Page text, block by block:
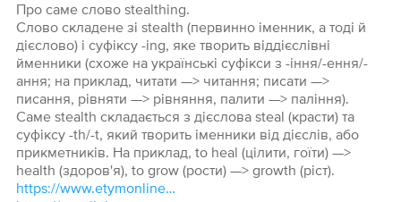
Про саме слово stealthing.
Слово складене зі stealth (первинно іменник, а тоді й
дієслово) і суфіксу -ing, яке творить віддієслівні
йменники (схоже на українські суфікси з -іння/-ення/-
ання; на приклад, читати —> читання; писати —>
писання, рівняти —> рівняння, палити —> паління).
Саме stealth складається з дієслова steal (красти) та
суфіксу -th/-t, який творить іменники від дієслів, або
прикметників. На приклад, to heal (цілити, гоїти) —>
health (здоров'я), to grow (рости) —> growth (ріст).
https://www.etymonline.com/word/stealth#etymonline_v_22034